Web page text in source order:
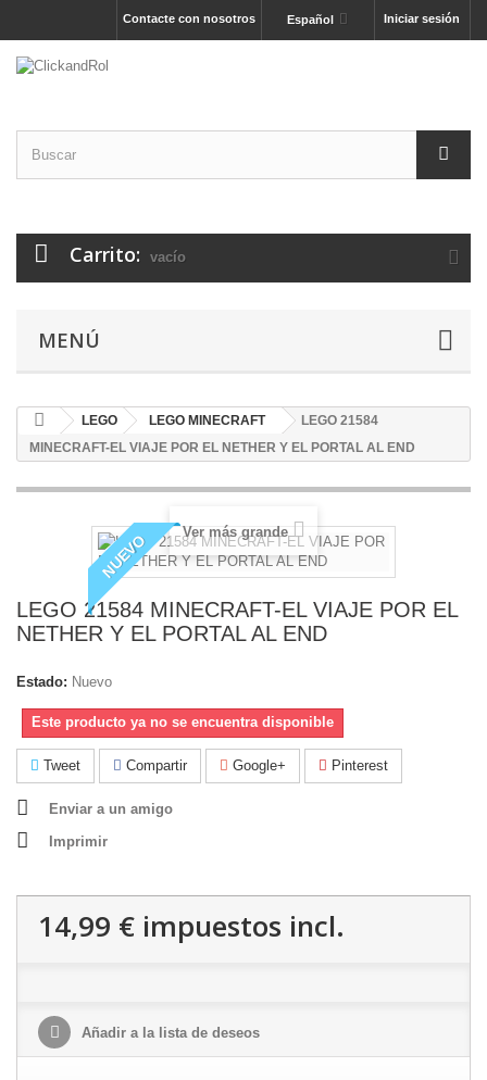
Iniciar sesión
Español
Contacte con nosotros
Carrito: vacío
MENÚ
LEGO LEGO MINECRAFT
LEGO 21584
MINECRAFT-EL VIAJE POR EL NETHER Y EL PORTAL AL END
NUEVO Ver más grande
LEGO 21584 MINECRAFT-EL VIAJE POR EL
NETHER Y EL PORTAL AL END
Estado: Nuevo
Este producto ya no se encuentra disponible
Tweet Compartir Google+ Pinterest
Enviar a un amigo
Imprimir
14,99 € impuestos incl.
Añadir a la lista de deseos